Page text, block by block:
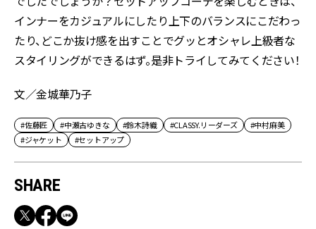
インナーをカジュアルにしたり上下のバランスにこだわっ
たり、どこか抜け感を出すことでグッとオシャレ上級者な
スタイリングができるはず。是非トライしてみてください！
文／金城華乃子
#佐藤匠 #中瀬古ゆきな #鈴木詩織 #CLASSY.リーダーズ
#中村麻美
#ジャケット
#セットアップ
SHARE